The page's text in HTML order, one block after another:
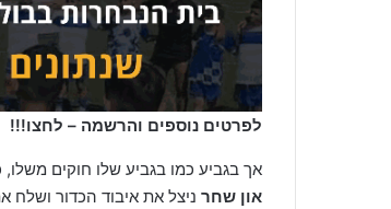
לפרטים נוספים והרשמה – לחצו!!!
אך בגביע כמו בגביע שלו חוקים
און שחר ניצל את איבוד הכדור ושלח את הכדור לרשת –